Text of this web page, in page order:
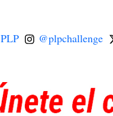
PLP @plpchallenge